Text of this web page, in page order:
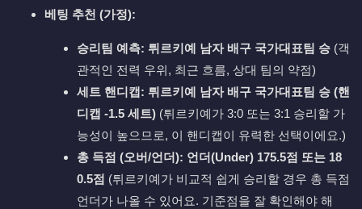
베팅 추천 (가정):
승리팀 예측: 튀르키예 남자 배구 국가대표팀 승 (객
관적인 전력 우위, 최근 흐름, 상대 팀의 약점)
세트 핸디캡: 튀르키예 남자 배구 국가대표팀 승 (핸
디캡 -1.5 세트) (튀르키예가 3:0 또는 3:1 승리할 가
능성이 높으므로, 이 핸디캡이 유력한 선택이에요.)
총 득점 (오버/언더): 언더(Under) 175.5점 또는 18
0.5점 (튀르키예가 비교적 쉽게 승리할 경우 총 득점
언더가 나올 수 있어요. 기준점을 잘 확인해야 해